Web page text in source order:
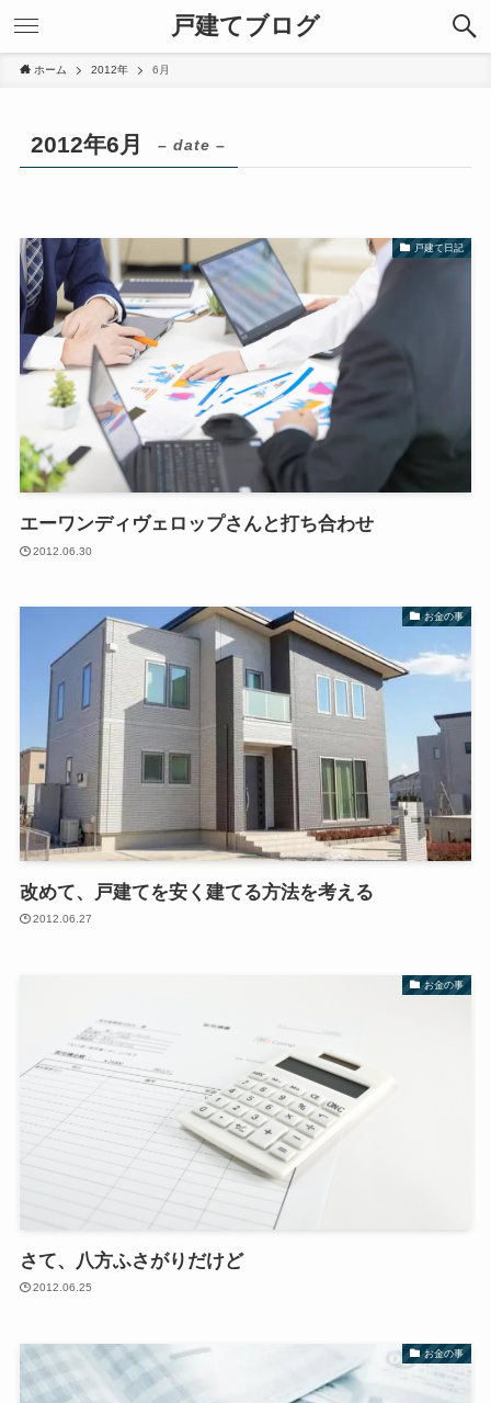
戸建てブログ
ホーム 2012年 6月
2012年6月 – date –
戸建て日記
エーワンディヴェロップさんと打ち合わせ
2012.06.30
お金の事
改めて、戸建てを安く建てる方法を考える
2012.06.27
お金の事
さて、八方ふさがりだけど
2012.06.25
お金の事